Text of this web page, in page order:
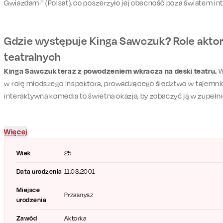
Wiek 25
Data urodzenia 11.03.2001
Miejsce
urodzenia
Przasnysz
Zawód Aktorka
Gwiazdami" (Polsat), co poszerzyło jej obecność poza światem
Gdzie występuje Kinga Sawczuk? Role
teatralnych
Kinga Sawczuk teraz z powodzeniem wkracza na deski teatru.
w rolę młodszego inspektora, prowadzącego śledztwo w
interaktywna komedia to świetna okazja, by zobaczyć ją w
Więcej